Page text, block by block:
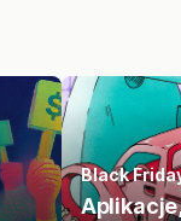
Black